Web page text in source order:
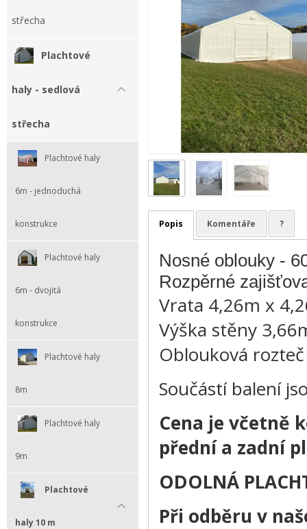
střecha
Plachtové
haly - sedlová
střecha
Plachtové haly
6m - jednoduchá
konstrukce
Plachtové haly
6m - dvojitá
konstrukce
Plachtové haly
8m
Plachtové haly
9m
Plachtové
haly 10 m
Popis Komentáře ?
Nosné oblouky -
Rozpěrné
Vrata 4,26m x
Výška stěny
Oblouková
Součástí balení
Cena je včetně
přední a zadní
ODOLNÁ
Při odběru v